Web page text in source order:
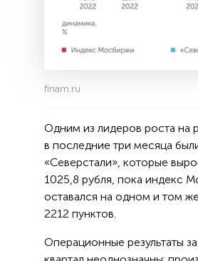
finam.ru
Одним из лидеров роста на
в последние три месяца
«Северстали», которые
1025,8 рубля, пока индекс
оставался на одном и том
2212 пунктов.
Операционные результаты